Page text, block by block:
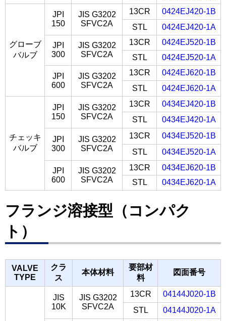
グローブ
バルブ
JPI
150
JIS G3202
SFVC2A
13CR
0424EJ420-1B
STL
0424EJ420-1A
JPI
300
JIS G3202
SFVC2A
13CR
0424EJ520-1B
STL
0424EJ520-1A
JPI
600
JIS G3202
SFVC2A
13CR
0424EJ620-1B
STL
0424EJ620-1A
チェッキ
バルブ
JPI
150
JIS G3202
SFVC2A
13CR
0434EJ420-1B
STL
0434EJ420-1A
JPI
300
JIS G3202
SFVC2A
13CR
0434EJ520-1B
STL
0434EJ520-1A
JPI
600
JIS G3202
SFVC2A
13CR
0434EJ620-1B
STL
0434EJ620-1A
フランジ溶接型（コンパク
ト）
VALVE
TYPE
クラ
ス
本体材料
要部材
料
図面番号
JIS
10K
JIS G3202
SFVC2A
13CR
04144J020-1B
STL
04144J020-1A